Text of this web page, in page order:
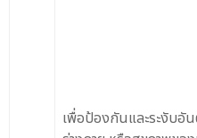
เพื่อป้องกันและระงับอั